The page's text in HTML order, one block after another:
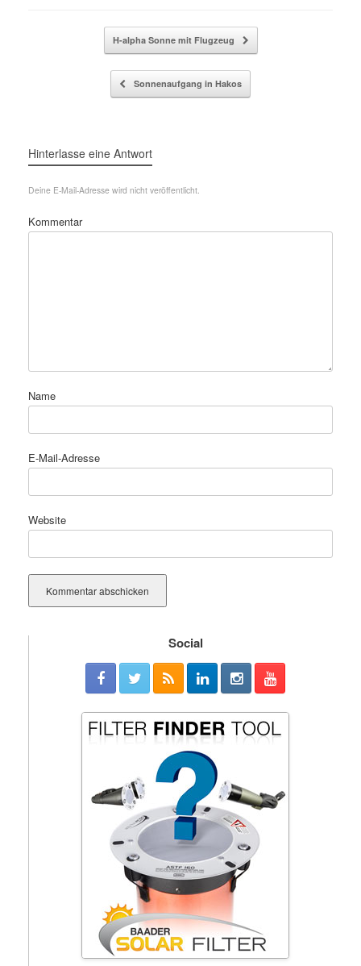
BeitragsnavigationH-alpha Sonne mit Flugzeug
Sonnenaufgang in Hakos
Hinterlasse eine Antwort
Deine E-Mail-Adresse wird nicht veröffentlicht.
Kommentar
Name
E-Mail-Adresse
Website
Social